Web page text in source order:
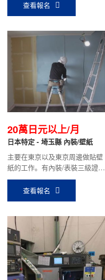
元左右。查看報名
20萬日元以上/月
日本特定 - 埼玉縣 內裝/壁紙
主要在東京以及東京周邊做貼壁
紙的工作。有內裝/表裝三級證書
或專門級證書，沒有資格證書人
員，我們會協助開具評價調書。
查看報名